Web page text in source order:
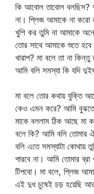
কি আবোল তাবোল বলছিস?
না। প্লিজ আমাকে না করো
খুশি কর তুমি না আমাকে
তোর সাথে আমাকে শুতে
খারাপ? মা বলে তা না
আমি বলি সমস্যা কি যদি
মা বলে তোর কথায় যুক্তি
কেও এমন করে? আমি বুঝতে
মাকে বললাম ঠিক আছে মা
বলে কি? আমি বলি
বলি এতে সমস্যাটা
পারবে না। আমি তোমার
টিপবো। মা বলে, প্লিজ
এই দুধ চুষেই চড় হয়েছি আর